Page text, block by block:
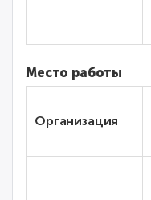
Место работы
Организация